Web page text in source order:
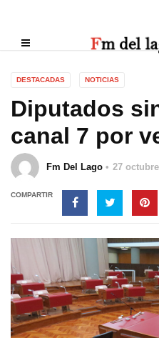
DESTACADAS NOTICIAS
Diputados
canal 7 por
Fm Del Lago 27
COMPARTIR